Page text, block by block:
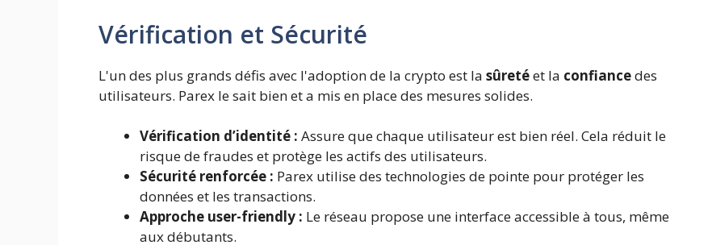
Vérification et Sécurité
L'un des plus grands défis avec l'adoption de la crypto est la sûretéet la confiancedes
utilisateurs. Parex le sait bien et a mis en place des mesures solides.
Vérification d’identité : Assure que chaque utilisateur est bien réel. Cela réduit le
risque de fraudes et protège les actifs des utilisateurs.
Sécurité renforcée : Parex utilise des technologies de pointe pour protéger les
données et les transactions.
Approche user-friendly : Le réseau propose une interface accessible à tous, même
aux débutants.